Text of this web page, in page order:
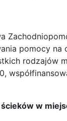
pomocy
rodzajów
w